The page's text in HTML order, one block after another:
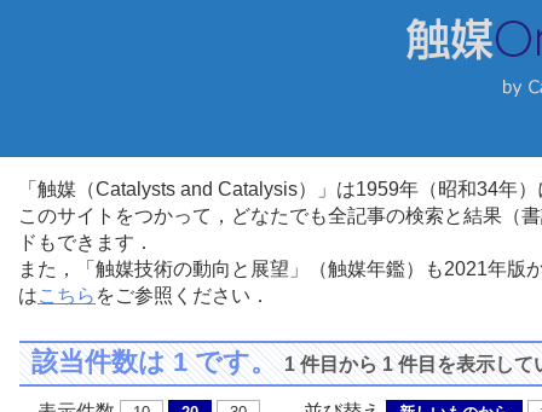
「触媒（Catalysts and Catalysis）」は1959年（昭和34年
このサイトをつかって，どなたでも全記事の検索と結果（
ドもできます．
また，「触媒技術の動向と展望」（触媒年鑑）も2021年
はこちら をご参照ください．
該当件数は 1 です。1 件目から 1 件目を表示して